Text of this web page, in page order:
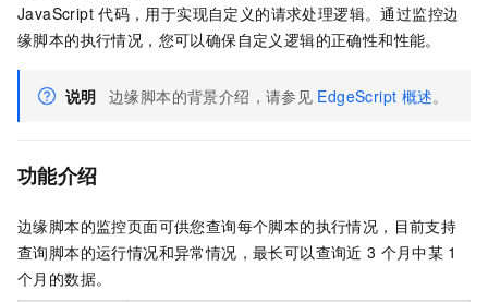
JavaScript 代码，用于实现自定义的请求处理逻辑。通过监控边
缘脚本的执行情况，您可以确保自定义逻辑的正确性和性能。
说明 边缘脚本的背景介绍，请参见 EdgeScript 概述。
功能介绍
边缘脚本的监控页面可供您查询每个脚本的执行情况，目前支持
查询脚本的运行情况和异常情况，最长可以查询近 3 个月中某 1
个月的数据。